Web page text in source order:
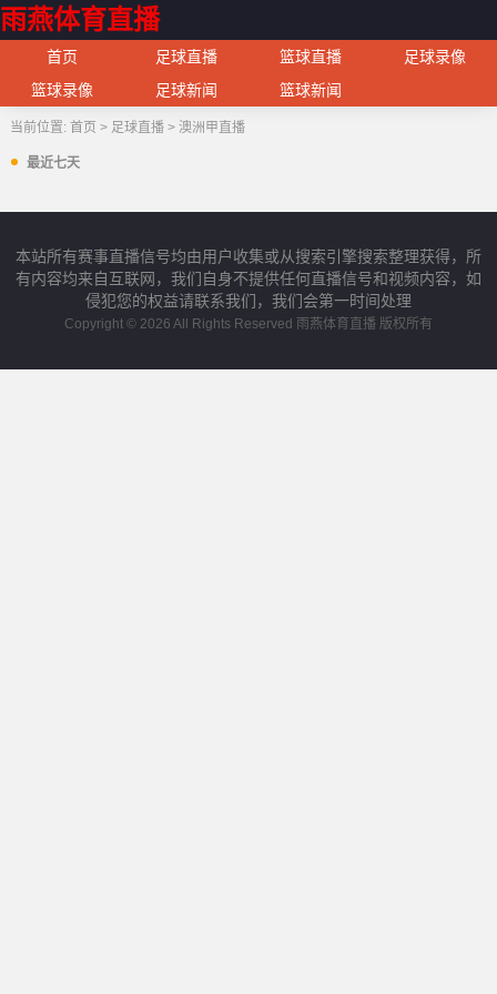
雨燕体育直播
首页 足球直播 篮球直播
足球录像
篮球录像
足球新闻 篮球新闻
当前位置: 首页 > 足球直播> 澳洲甲直播
最近七天
本站所有赛事直播信号均由用户收集或从搜索引擎搜索整理获得，所
有内容均来自互联网，我们自身不提供任何直播信号和视频内容，如
侵犯您的权益请联系我们，我们会第一时间处理
Copyright © 2026 All Rights Reserved 雨燕体育直播 版权所有